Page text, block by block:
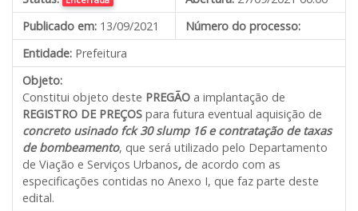
Publicado em: 13/09/2021
Número do processo:
Entidade: Prefeitura
Objeto:
Constitui objeto deste PREGÃO a implantação de
REGISTRO DE PREÇOS para futura eventual aquisição de
concreto usinado fck 30 slump 16 e contratação de taxas
de bombeamento, que será utilizado pelo Departamento
de Viação e Serviços Urbanos, de acordo com as
especificações contidas no Anexo I, que faz parte deste
edital.